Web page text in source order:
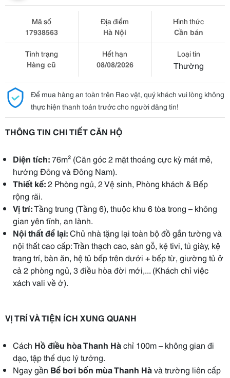
Mã số
17938563
Địa điểm
Hà Nội
Hình thức
Cần bán
Tình trạng
Hàng cũ
Hết hạn
08/08/2026
Loại tin
Thường
Để mua hàng an toàn trên Rao vặt, quý khách vui lòng không
thực hiện thanh toán trước cho người đăng tin!
THÔNG TIN CHI TIẾT CĂN HỘ
Diện tích:76m² (Căn góc 2 mặt thoáng cực kỳ mát mẻ,
hướng Đông và Đông Nam).
Thiết kế:2 Phòng ngủ, 2 Vệ sinh, Phòng khách & Bếp
rộng rãi.
Vị trí:Tầng trung (Tầng 6), thuộc khu 6 tòa trong – không
gian yên tĩnh, an lành.
Nội thất để lại:Chủ nhà tặng lại toàn bộ đồ gắn tường và
nội thất cao cấp: Trần thạch cao, sàn gỗ, kệ tivi, tủ giày, kệ
trang trí, bàn ăn, hệ tủ bếp trên dưới + bếp từ, giường tủ ở
cả 2 phòng ngủ, 3 điều hòa đời mới,... (Khách chỉ việc
xách vali về ở).
VỊ TRÍ VÀ TIỆN ÍCH XUNG QUANH
Cách Hồ điều hòa Thanh Hàchỉ 100m – không gian đi
dạo, tập thể dục lý tưởng.
Ngay gần Bể bơi bốn mùa Thanh Hàvà trường liên cấp